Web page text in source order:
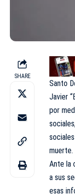
SHARE
Santo
Javier
por
muerte.
Ante la
a sus
esas